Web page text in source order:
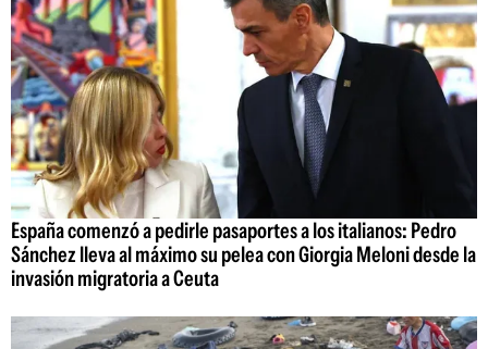
España comenzó a pedirle pasaportes a los italianos: Pedro
Sánchez lleva al máximo su pelea con Giorgia Meloni desde la
invasión migratoria a Ceuta